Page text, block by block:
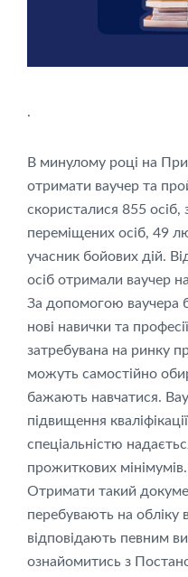
.
В минулому році на
отримати ваучер та
скористалися 855 осіб,
переміщених осіб, 49
учасник бойових дій.
осіб отримали ваучер
За допомогою ваучера
нові навички та
затребувана на ринку
можуть самостійно
бажають навчатися.
підвищення
спеціальністю
прожиткових мінімумів.
Отримати такий
перебувають на обліку
відповідають певним
ознайомитись з